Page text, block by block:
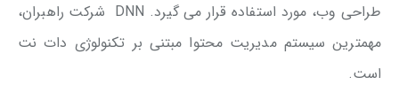
طراحی وب، مورد استفاده قرار می گیرد. DNN شرکت راهبران،
مهمترین سیستم مدیریت محتوا مبتنی بر تکنولوژی دات نت
است.